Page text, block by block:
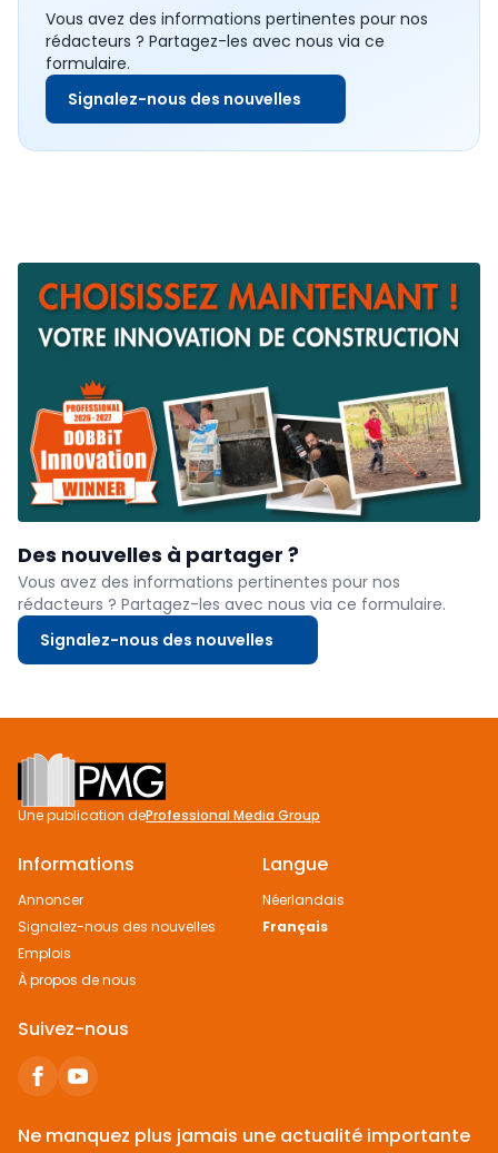
Vous avez des informations pertinentes pour nos
rédacteurs ? Partagez-les avec nous via ce
formulaire.
Signalez-nous des nouvelles
Des nouvelles à partager ?
Vous avez des informations pertinentes pour nos
rédacteurs ? Partagez-les avec nous via ce formulaire.
Signalez-nous des nouvelles
Footer
Une publication deProfessional Media Group
Informations
Annoncer
Signalez-nous des nouvelles
Emplois
À propos de nous
Langue
Néerlandais
Français
Suivez-nous
Ne manquez plus jamais une actualité importante